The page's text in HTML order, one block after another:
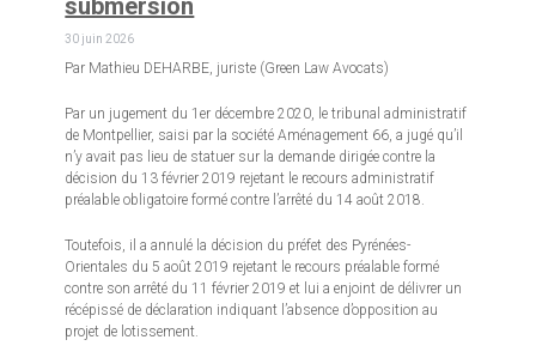
submersion
30 juin 2026
Par Mathieu DEHARBE, juriste (Green Law Avocats)
Par un jugement du 1er décembre 2020, le tribunal administratif
de Montpellier, saisi par la société Aménagement 66, a jugé qu’il
n’y avait pas lieu de statuer sur la demande dirigée contre la
décision du 13 février 2019 rejetant le recours administratif
préalable obligatoire formé contre l’arrêté du 14 août 2018.
Toutefois, il a annulé la décision du préfet des Pyrénées-
Orientales du 5 août 2019 rejetant le recours préalable formé
contre son arrêté du 11 février 2019 et lui a enjoint de délivrer un
récépissé de déclaration indiquant l’absence d’opposition au
projet de lotissement.